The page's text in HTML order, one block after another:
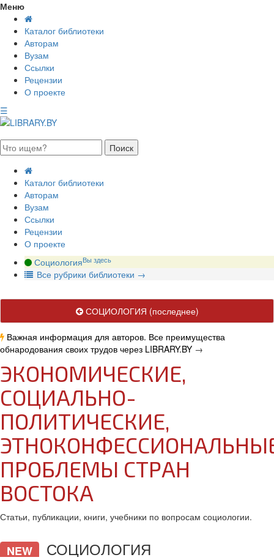
Меню
Каталог библиотеки
Авторам
Вузам
Ссылки
Рецензии
О проекте
☰
Каталог библиотеки
Авторам
Вузам
Ссылки
Рецензии
О проекте
СоциологияВы здесь
Все рубрики библиотеки →
СОЦИОЛОГИЯ (последнее)
Важная информация для авторов. Все преимущества
обнародования своих трудов через LIBRARY.BY →
ЭКОНОМИЧЕСКИЕ,
СОЦИАЛЬНО-
ПОЛИТИЧЕСКИЕ,
ПРОБЛЕМЫ СТРАН
ВОСТОКА
Статьи, публикации, книги, учебники по вопросам социологии.
NEW СОЦИОЛОГИЯ